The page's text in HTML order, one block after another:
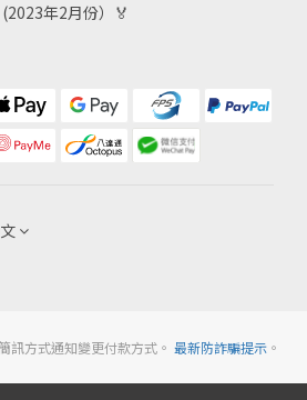
年2月份）🏅
訊方式通知變更付款方式。 最新防詐騙提示。